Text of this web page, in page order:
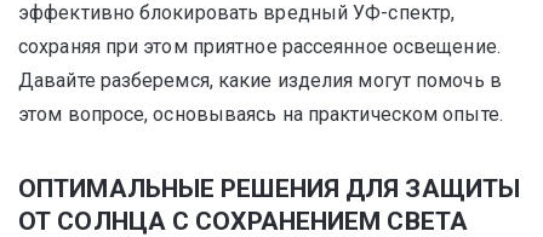
эффективно блокировать вредный УФ-спектр,
сохраняя при этом приятное рассеянное освещение.
Давайте разберемся, какие изделия могут помочь в
этом вопросе, основываясь на практическом опыте.
ОПТИМАЛЬНЫЕ РЕШЕНИЯ ДЛЯ ЗАЩИТЫ
ОТ СОЛНЦА С СОХРАНЕНИЕМ СВЕТА